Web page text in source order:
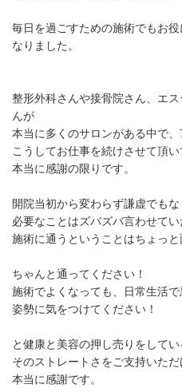
毎日を過ごすための施術でもお
なりました。
整形外科さんや接骨院さん、エ
んが
本当に多くのサロンがある中で、
こうしてお仕事を続けさせて頂
本当に感謝の限りです。
開院当初から変わらず謙虚でもな
必要なことはズバズバ言わせてい
施術に通うということはちょっと
ちゃんと通ってください！
施術でよくなっても、日常生活で
姿勢に気をつけてください！
と健康と美容の押し売りをして
そのストレートさをご支持いた
本当に感謝です。